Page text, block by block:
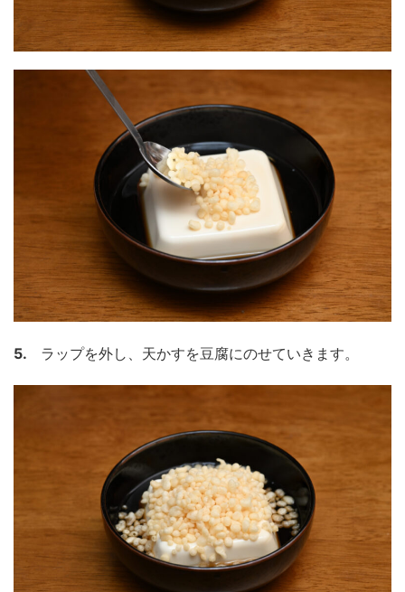
5. ラップを外し、天かすを豆腐にのせていきます。